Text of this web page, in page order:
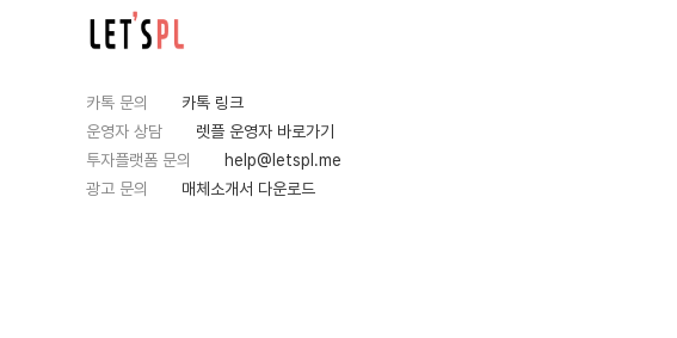
카톡 문의
카톡 링크
운영자 상담
렛플 운영자 바로가기
투자플랫폼 문의
help@letspl.me
광고 문의
매체소개서 다운로드